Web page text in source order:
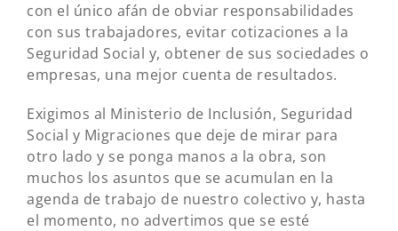
con el único afán de obviar responsabilidades
con sus trabajadores, evitar cotizaciones a la
Seguridad Social y, obtener de sus sociedades o
empresas, una mejor cuenta de resultados.
Exigimos al Ministerio de Inclusión, Seguridad
Social y Migraciones que deje de mirar para
otro lado y se ponga manos a la obra, son
muchos los asuntos que se acumulan en la
agenda de trabajo de nuestro colectivo y, hasta
el momento, no advertimos que se esté